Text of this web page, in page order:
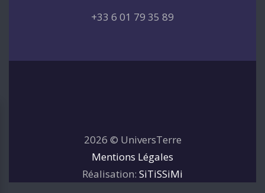
+33 6 01 79 35 89
2026 © UniversTerre
Mentions Légales
Réalisation: SiTiSSiMi